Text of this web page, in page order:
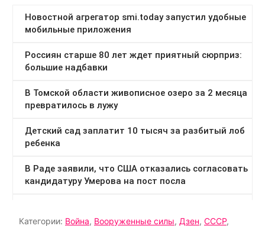
Категории: Война, Вооруженные силы, Дзен, СССР,